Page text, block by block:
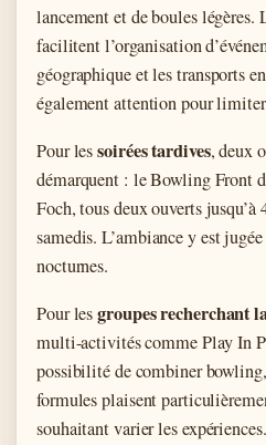
lancement et de boules légères.
facilitent l’organisation
géographique et les transports
également attention pour
Pour lessoirées tardives, deux
démarquent : le Bowling Front
Foch, tous deux ouverts
samedis. L’ambiance y est
nocturnes.
Pour lesgroupes recherchant
multi-activités comme Play In
possibilité de combiner
formules plaisent
souhaitant varier les expériences.